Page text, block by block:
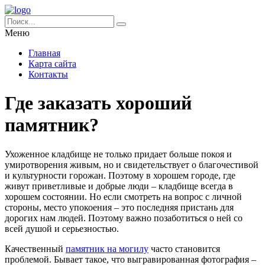
Меню
Главная
Карта сайта
Контакты
Где заказать хороший
памятник?
Ухоженное кладбище не только придает больше покоя и
умиротворения живым, но и свидетельствует о благочестивой
и культурности горожан. Поэтому в хорошем городе, где
живут приветливые и добрые люди – кладбище всегда в
хорошем состоянии. Но если смотреть на вопрос с личной
стороны, место упокоения – это последняя пристань для
дорогих нам людей. Поэтому важно позаботиться о ней со
всей душой и серьезностью.
Качественный памятник на могилу часто становится
проблемой. Бывает такое, что выгравированная фотография –